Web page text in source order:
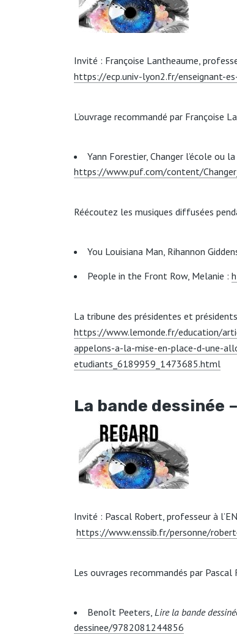
Invité : Françoise Lantheaume,
https://ecp.univ-lyon2.fr/enseignant-
L’ouvrage recommandé par Françoise
Yann Forestier, Changer l’école ou
https://www.puf.com/content/
Réécoutez les musiques diffusées
You Louisiana Man, Rihannon
People in the Front Row, Melanie :
La tribune des présidentes et
https://www.lemonde.fr/education/
appelons-a-la-mise-en-place-d-une-
etudiants_6189959_1473685.html
La bande dessinée
Invité : Pascal Robert, professeur à
https://www.enssib.fr/personne/
Les ouvrages recommandés par Pascal
Benoît Peeters, Lire la bande
dessinee/9782081244856